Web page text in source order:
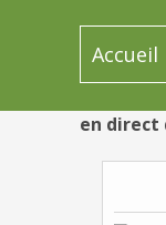
Accueil
en direct